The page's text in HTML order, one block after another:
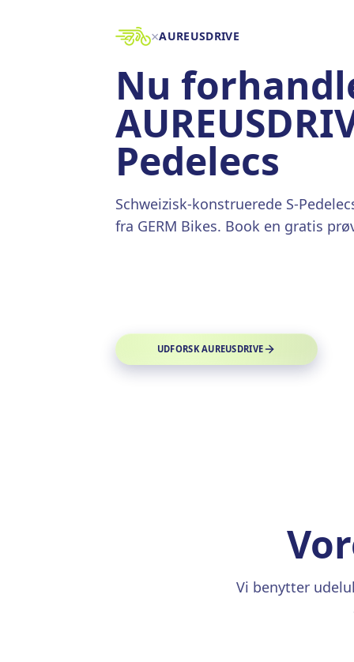
×AUREUSDRIVE
Nu
Pedelecs
Schweizisk-konstruerede S-
fra GERM Bikes. Book en gratis
UDFORSK AUREUSDRIVE
Vi benytter